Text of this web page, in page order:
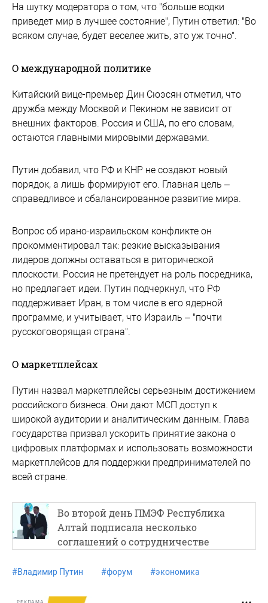
На шутку модератора о том, что "больше водки
приведет мир в лучшее состояние", Путин ответил: "Во
всяком случае, будет веселее жить, это уж точно".
О международной политике
Китайский вице-премьер Дин Сюэсян отметил, что
дружба между Москвой и Пекином не зависит от
внешних факторов. Россия и США, по его словам,
остаются главными мировыми державами.
Путин добавил, что РФ и КНР не создают новый
порядок, а лишь формируют его. Главная цель –
справедливое и сбалансированное развитие мира.
Вопрос об ирано-израильском конфликте он
прокомментировал так: резкие высказывания
лидеров должны оставаться в риторической
плоскости. Россия не претендует на роль посредника,
но предлагает идеи. Путин подчеркнул, что РФ
поддерживает Иран, в том числе в его ядерной
программе, и учитывает, что Израиль – "почти
русскоговорящая страна".
О маркетплейсах
Путин назвал маркетплейсы серьезным достижением
российского бизнеса. Они дают МСП доступ к
широкой аудитории и аналитическим данным. Глава
государства призвал ускорить принятие закона о
цифровых платформах и использовать возможности
маркетплейсов для поддержки предпринимателей по
всей стране.
Во второй день ПМЭФ Республика
Алтай подписала несколько
соглашений о сотрудничестве
#Владимир Путин #форум #экономика